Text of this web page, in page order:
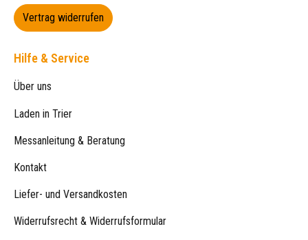
Vertrag widerrufen
Hilfe & Service
Über uns
Laden in Trier
Messanleitung & Beratung
Kontakt
Liefer- und Versandkosten
Widerrufsrecht & Widerrufsformular